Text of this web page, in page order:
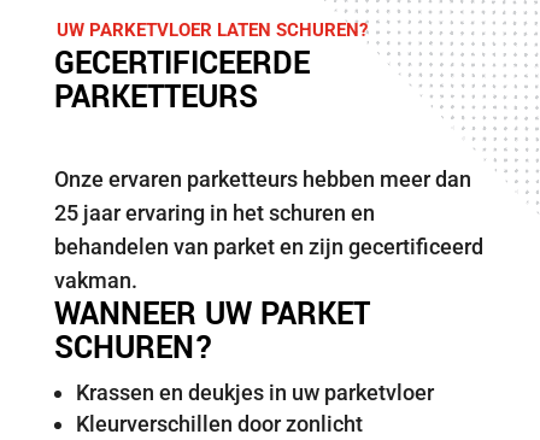
UW PARKETVLOER LATEN SCHUREN?
GECERTIFICEERDE
PARKETTEURS
Onze ervaren parketteurs hebben meer dan
25 jaar ervaring in het schuren en
behandelen van parket en zijn gecertificeerd
vakman.
WANNEER UW PARKET
SCHUREN?
Krassen en deukjes in uw parketvloer
Kleurverschillen door zonlicht